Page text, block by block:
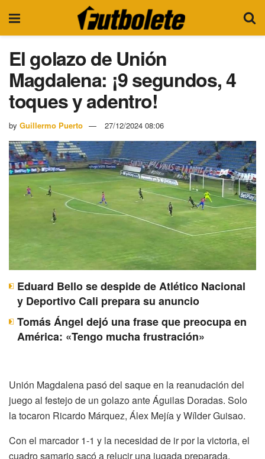
El golazo de Unión
Magdalena: ¡9 segundos, 4
toques y adentro!
by Guillermo Puerto 27/12/2024 08:06
Eduard Bello se despide de Atlético Nacional
y Deportivo Cali prepara su anuncio
Tomás Ángel dejó una frase que preocupa en
América: «Tengo mucha frustración»
Unión Magdalena pasó del saque en la reanudación del
juego al festejo de un golazo ante Águilas Doradas. Solo
la tocaron Ricardo Márquez, Álex Mejía y Wílder Guisao.
Con el marcador 1-1 y la necesidad de ir por la victoria, el
cuadro samario sacó a relucir una jugada preparada.